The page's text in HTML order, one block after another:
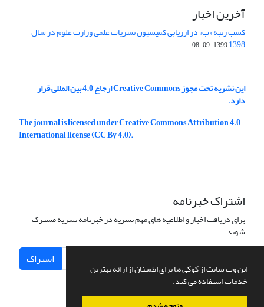
این وب سایت از کوکی ها برای اطمینان از ارائه بهترین
خدمات استفاده می کند.
آخرین اخبار
کسب رتبه «ب» در ارزیابی کمیسیون نشریات علمی وزارت علوم در سال
1398
1399-09-08
این نشریه تحت مجوز Creative Commons ارجاع 4.0 بین المللی قرار
دارد.
The journal is licensed under Creative Commons Attribution 4.0
International license (CC By 4.0).
اشتراک خبرنامه
برای دریافت اخبار و اطلاعیه های مهم نشریه در خبرنامه نشریه مشترک
شوید.
اشتراک